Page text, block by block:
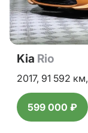
Kia Rio
2017, 91 592 км,
599 000 ₽